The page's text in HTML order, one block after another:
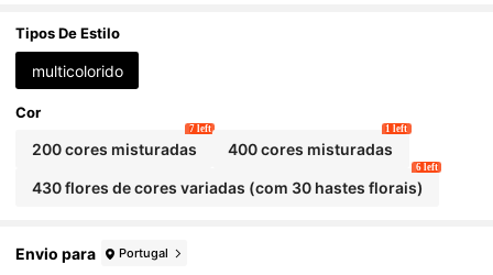
ais de arte para iniciantes e para sala de aula.
Tipos De Estilo
multicolorido
Cor
200 cores misturadas
7 left
400 cores misturadas
1 left
430 flores de cores variadas (com 30 hastes florais)
6 left
Envio para Portugal